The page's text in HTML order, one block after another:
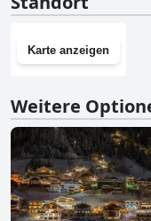
Karte anzeigen
Weitere